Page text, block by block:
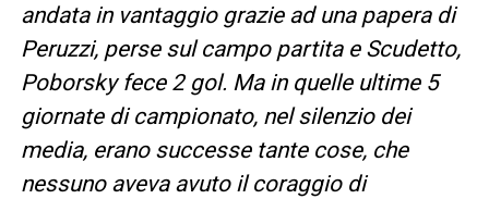
andata in vantaggio grazie ad una papera di
Peruzzi, perse sul campo partita e Scudetto,
Poborsky fece 2 gol. Ma in quelle ultime 5
giornate di campionato, nel silenzio dei
media, erano successe tante cose, che
nessuno aveva avuto il coraggio di